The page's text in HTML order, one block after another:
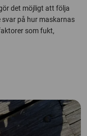
det möjligt att följa
svar på hur maskarnas
som fukt,